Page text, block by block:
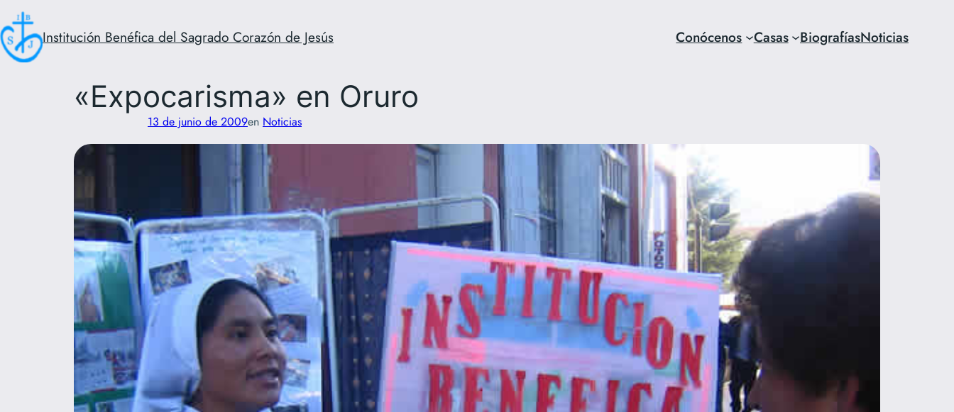
Saltar
al
contenido
Institución Benéfica del Sagrado Corazón de Jesús Conócenos Casas BiografíasNoticias
«Expocarisma» en Oruro
13 de junio de 2009en Noticias